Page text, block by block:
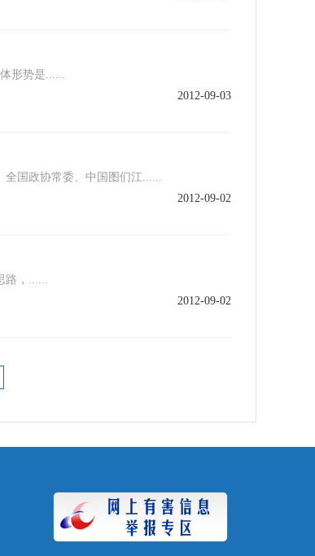
形势是......
2012-09-03
全国政协常委、中国图们江......
2012-09-02
路，......
2012-09-02